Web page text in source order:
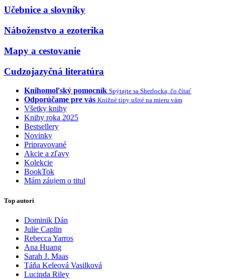
Učebnice a slovníky
Náboženstvo a ezoterika
Mapy a cestovanie
Cudzojazyčná literatúra
Knihomoľský pomocník Spýtajte sa Sherlocka, čo čítať
Odporúčame pre vás Knižné tipy ušité na mieru vám
Všetky knihy
Knihy roka 2025
Bestsellery
Novinky
Pripravované
Akcie a zľavy
Kolekcie
BookTok
Mám záujem o titul
Top autori
Dominik Dán
Julie Caplin
Rebecca Yarros
Ana Huang
Sarah J. Maas
Táňa Keleová Vasilková
Lucinda Riley